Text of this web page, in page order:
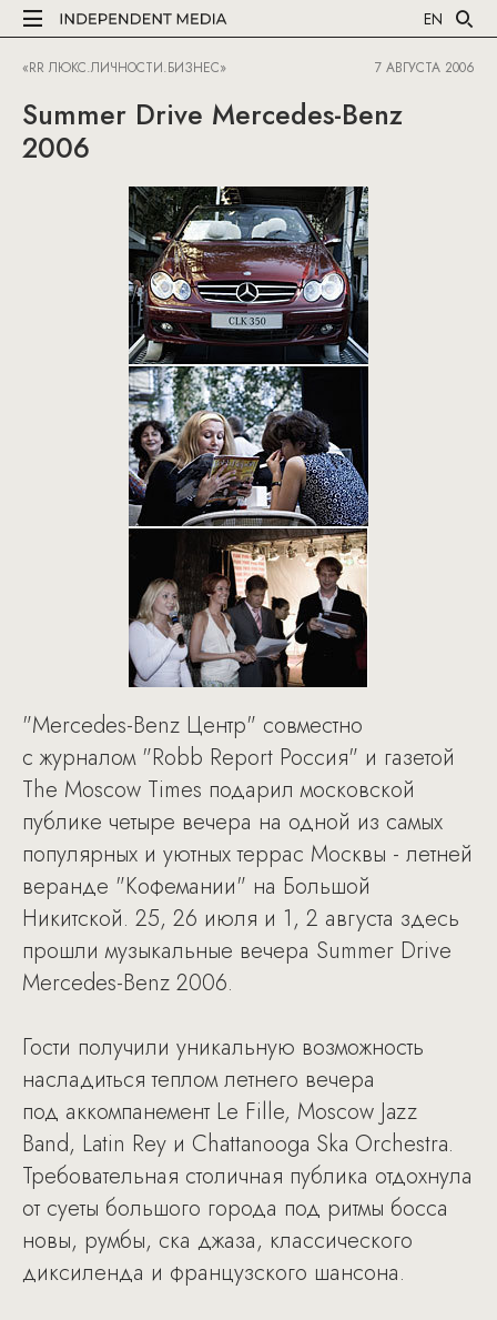
EN
«RR ЛЮКС.ЛИЧНОСТИ.БИЗНЕС» 7 АВГУСТА 2006
Summer Drive Mercedes-Benz
2006
"Mercedes-Benz Центр" совместно
с журналом "Robb Report Россия" и газетой
The Moscow Times подарил московской
публике четыре вечера на одной из самых
популярных и уютных террас Москвы - летней
веранде "Кофемании" на Большой
Никитской. 25, 26 июля и 1, 2 августа здесь
прошли музыкальные вечера Summer Drive
Mercedes-Benz 2006.
Гости получили уникальную возможность
насладиться теплом летнего вечера
под аккомпанемент Le Fille, Moscow Jazz
Band, Latin Rey и Chattanooga Ska Orchestra.
Требовательная столичная публика отдохнула
от суеты большого города под ритмы босса
новы, румбы, ска джаза, классического
диксиленда и французского шансона.